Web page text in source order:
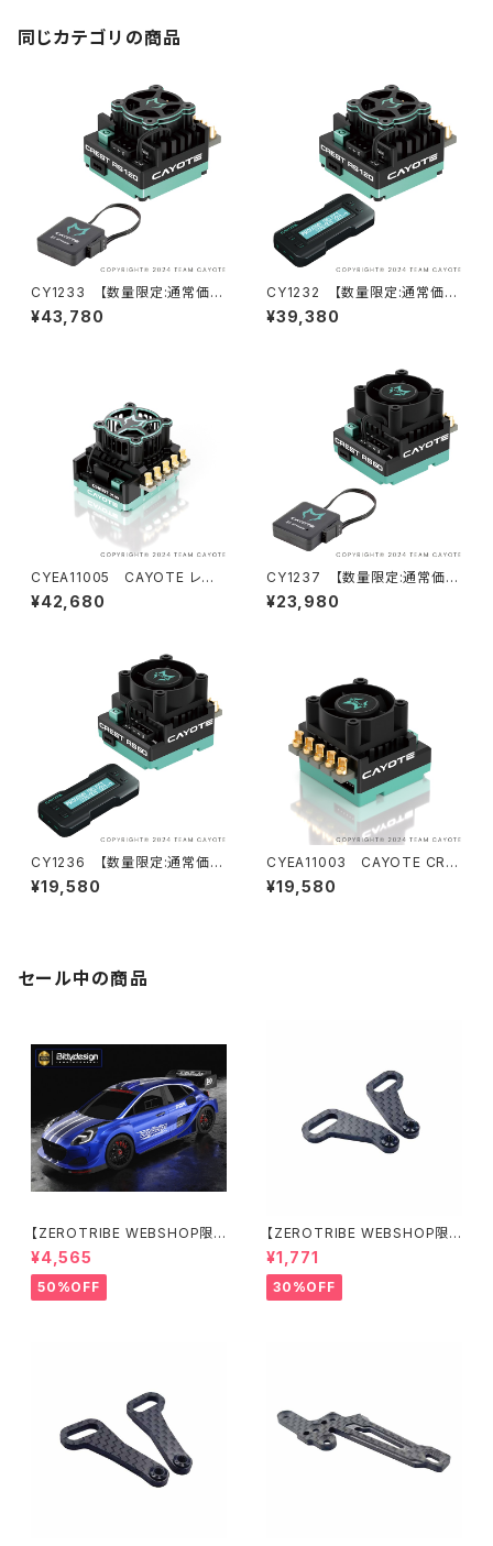
同じカテゴリの商品
CY1233 【数量限定:通常価格
44,800円】CAYOTE CREST
RS120/B-Tune Bluetooth モ
¥43,780
CY1232 【数量限定:通常価格
39,800円】CAYOTE CREST
RS120/X-Link プログラムボッ
¥39,380
CYEA11005 CAYOTE レー
シング ESC CREST X Evo
¥42,680
CY1237 【数量限定:通常価格
25,800円】CAYOTE CREST
RS60/B-Tune Bluetooth モ
¥23,980
CY1236 【数量限定:通常価格
20,800円】CAYOTE CREST
RS60/X-Link プログラムボッ
¥19,580
CYEA11003 CAYOTE CRE
ST RS80 センサードブラシレ
スコンペティションESC
¥19,580
セール中の商品
【ZEROTRIBE WEBSHOP限
定価格】BDRX-190P10R P1
0R クリアーボディ 1/10 ラリー
190mm ライトウェイト
¥4,565
50%OFF
【ZEROTRIBE WEBSHOP限
定価格】RCM-X4-CSAR カ
ーボンリアステアリングアームセ
ット XRAY X4用
¥1,771
30%OFF